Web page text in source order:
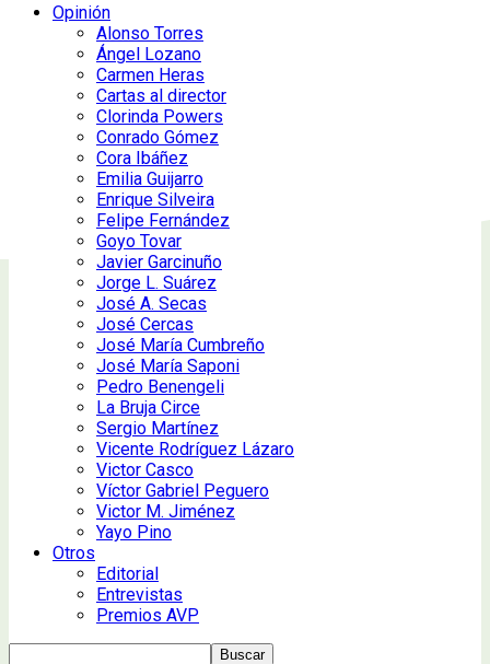
Opinión
Alonso Torres
Ángel Lozano
Carmen Heras
Cartas al director
Clorinda Powers
Conrado Gómez
Cora Ibáñez
Emilia Guijarro
Enrique Silveira
Felipe Fernández
Goyo Tovar
Javier Garcinuño
Jorge L. Suárez
José A. Secas
José Cercas
José María Cumbreño
José María Saponi
Pedro Benengeli
La Bruja Circe
Sergio Martínez
Vicente Rodríguez Lázaro
Victor Casco
Víctor Gabriel Peguero
Victor M. Jiménez
Yayo Pino
Otros
Editorial
Entrevistas
Premios AVP